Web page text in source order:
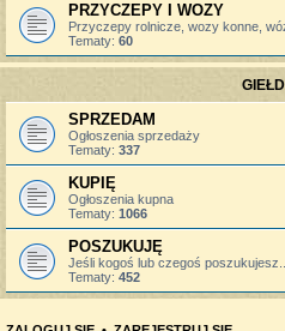
PRZYCZEPY I WOZY
Przyczepy rolnicze, wozy konne,
Tematy: 60
SPRZEDAM
Ogłoszenia sprzedaży
Tematy: 337
KUPIĘ
Ogłoszenia kupna
Tematy: 1066
POSZUKUJĘ
Jeśli kogoś lub czegoś
Tematy: 452